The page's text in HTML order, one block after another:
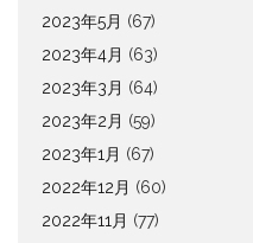
2023年5月 (67)
2023年4月 (63)
2023年3月 (64)
2023年2月 (59)
2023年1月 (67)
2022年12月 (60)
2022年11月 (77)